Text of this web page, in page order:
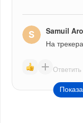
Samuil
На
Ответить